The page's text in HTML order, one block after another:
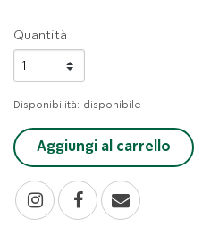
Quantità
Disponibilità: disponibile
Aggiungi al carrello